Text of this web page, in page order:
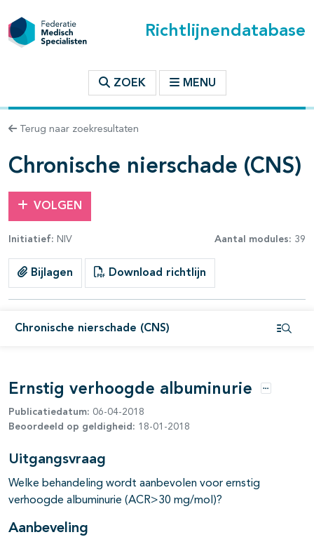
Richtlijnendatabase
ZOEK MENU
Terug naar zoekresultaten
Chronische nierschade (CNS)
VOLGEN
Initiatief: NIV Aantal modules: 39
Bijlagen Download richtlijn
Chronische nierschade (CNS)
binnen deze richtlijn
open- en dichtklappen
open- en dichtklappen
Ernstig verhoogde albuminurie Opties
Publicatiedatum: 06-04-2018
Beoordeeld op geldigheid: 18-01-2018
Uitgangsvraag
Welke behandeling wordt aanbevolen voor ernstig
verhoogde albuminurie (ACR>30 mg/mol)?
Aanbeveling